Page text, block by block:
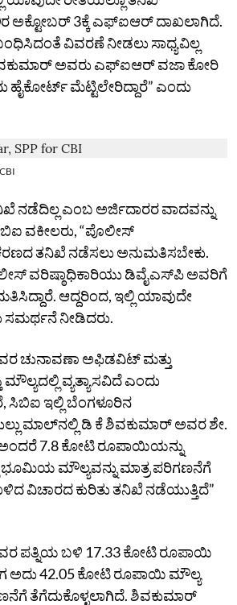
ಅಕ್ಟೋಬರ್‌ 3ಕ್ಕೆ ಎಫ್‌ಐಆರ್‌ ದಾಖಲಾಗಿದೆ.
ವಿವರಣೆ ನೀಡಲು ಸಾಧ್ಯವಿಲ್ಲ
ಅವರು ಎಫ್‌ಐಆರ್‌ ವಜಾ ಕೋರಿ
ಹೈಕೋರ್ಟ್‌ ಮೆಟ್ಟಿಲೇರಿದ್ದಾರೆ” ಎಂದು
ನಡೆದಿಲ್ಲ ಎಂಬ ಅರ್ಜಿದಾರರ ವಾದವನ್ನು
ವಕೀಲರು, “ಪೊಲೀಸ್‌
ತನಿಖೆ ನಡೆಸಲು ಅನುಮತಿಸಬೇಕು.
ವರಿಷ್ಠಾಧಿಕಾರಿಯು ಡಿವೈಎಸ್‌ಪಿ ಅವರಿಗೆ
ಆದ್ದರಿಂದ, ಇಲ್ಲಿ ಯಾವುದೇ
ಸಮರ್ಥನೆ ನೀಡಿದರು.
ಚುನಾವಣಾ ಅಫಿಡವಿಟ್‌ ಮತ್ತು
ವ್ಯತ್ಯಾಸವಿದೆ ಎಂದು
ಸಿಬಿಐ ಇಲ್ಲಿ ಬೆಂಗಳೂರಿನ
ಮಾಲ್‌ನಲ್ಲಿ ಡಿ ಕೆ ಶಿವಕುಮಾರ್‌ ಅವರ ಶೇ.
ಅಂದರೆ 7.8 ಕೋಟಿ ರೂಪಾಯಿಯನ್ನು
ಭೂಮಿಯ ಮೌಲ್ಯವನ್ನು ಮಾತ್ರ ಪರಿಗಣನೆಗೆ
ವಿಚಾರದ ಕುರಿತು ತನಿಖೆ ನಡೆಯುತ್ತಿದೆ”
ಪತ್ನಿಯ ಬಳಿ 17.33 ಕೋಟಿ ರೂಪಾಯಿ
ಅದು 42.05 ಕೋಟಿ ರೂಪಾಯಿ ಮೌಲ್ಯ
ತೆಗೆದುಕೊಳ್ಳಲಾಗಿದೆ. ಶಿವಕುಮಾರ್‌